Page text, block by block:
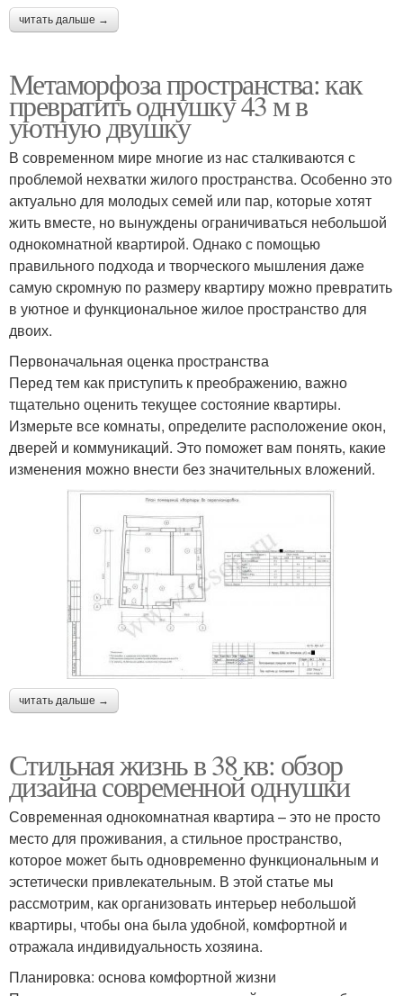
читать дальше →
Метаморфоза пространства: как
превратить однушку 43 м в
уютную двушку
В современном мире многие из нас сталкиваются с
проблемой нехватки жилого пространства. Особенно это
актуально для молодых семей или пар, которые хотят
жить вместе, но вынуждены ограничиваться небольшой
однокомнатной квартирой. Однако с помощью
правильного подхода и творческого мышления даже
самую скромную по размеру квартиру можно превратить
в уютное и функциональное жилое пространство для
двоих.
Первоначальная оценка пространства
Перед тем как приступить к преображению, важно
тщательно оценить текущее состояние квартиры.
Измерьте все комнаты, определите расположение окон,
дверей и коммуникаций. Это поможет вам понять, какие
изменения можно внести без значительных вложений.
читать дальше →
Стильная жизнь в 38 кв: обзор
дизайна современной однушки
Современная однокомнатная квартира – это не просто
место для проживания, а стильное пространство,
которое может быть одновременно функциональным и
эстетически привлекательным. В этой статье мы
рассмотрим, как организовать интерьер небольшой
квартиры, чтобы она была удобной, комфортной и
отражала индивидуальность хозяина.
Планировка: основа комфортной жизни